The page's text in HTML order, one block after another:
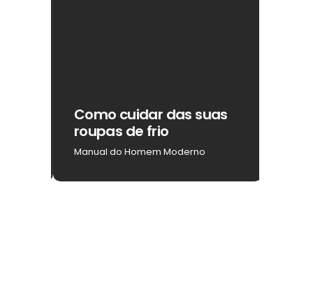
Como cuidar das suas
roupas de frio
Manual do Homem Moderno